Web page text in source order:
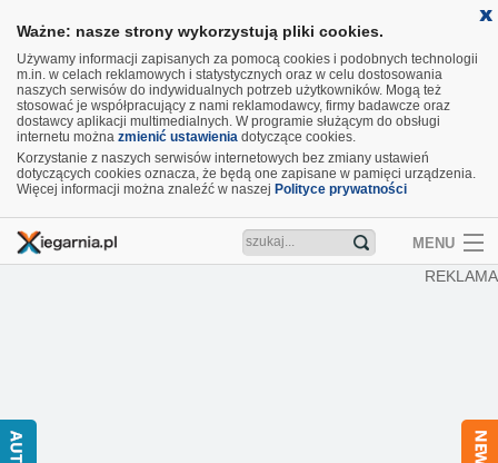
Ważne: nasze strony wykorzystują pliki cookies.
Używamy informacji zapisanych za pomocą cookies i podobnych technologii
m.in. w celach reklamowych i statystycznych oraz w celu dostosowania
naszych serwisów do indywidualnych potrzeb użytkowników. Mogą też
stosować je współpracujący z nami reklamodawcy, firmy badawcze oraz
dostawcy aplikacji multimedialnych. W programie służącym do obsługi
internetu można zmienić ustawienia dotyczące cookies.
Korzystanie z naszych serwisów internetowych bez zmiany ustawień
dotyczących cookies oznacza, że będą one zapisane w pamięci urządzenia.
Więcej informacji można znaleźć w naszej Polityce prywatności
MENU
REKLAMA